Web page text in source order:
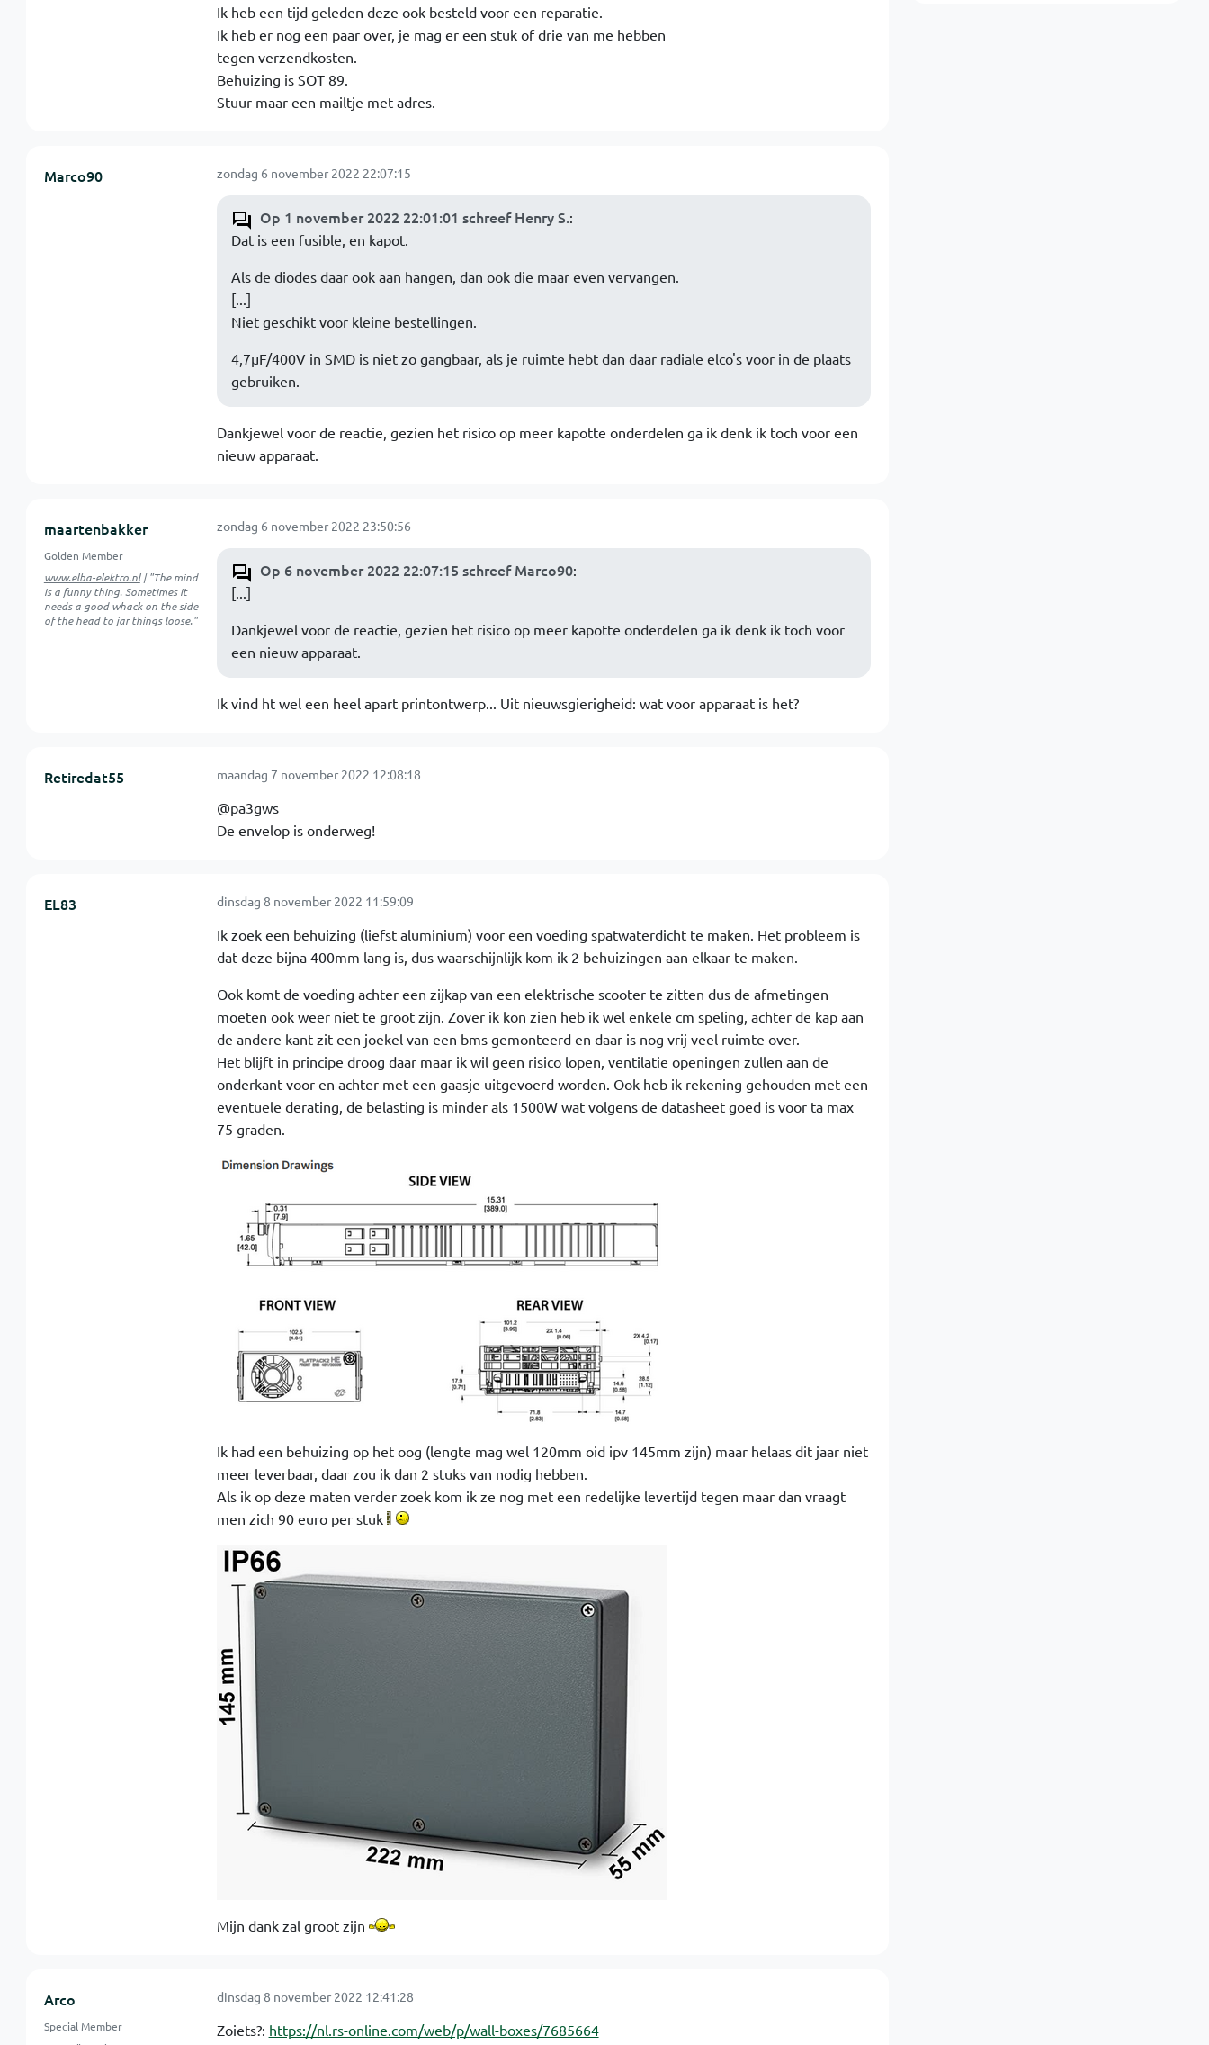
Ik heb een tijd geleden deze ook besteld voor een reparatie.
Ik heb er nog een paar over, je mag er een stuk of drie van me hebben
tegen verzendkosten.
Behuizing is SOT 89.
Stuur maar een mailtje met adres.
Marco90 zondag 6 november 2022 22:07:15
Op 1 november 2022 22:01:01 schreef Henry S.:
Dat is een fusible, en kapot.
Als de diodes daar ook aan hangen, dan ook die maar even vervangen.
[...]
Niet geschikt voor kleine bestellingen.
4,7µF/400V in SMD is niet zo gangbaar, als je ruimte hebt dan daar radiale elco's voor in de plaats
gebruiken.
Dankjewel voor de reactie, gezien het risico op meer kapotte onderdelen ga ik denk ik toch voor een
nieuw apparaat.
maartenbakker
Golden Member
www.elba-elektro.nl| "The mind
is a funny thing. Sometimes it
needs a good whack on the side
of the head to jar things loose."
zondag 6 november 2022 23:50:56
Op 6 november 2022 22:07:15 schreef Marco90:
[...]
Dankjewel voor de reactie, gezien het risico op meer kapotte onderdelen ga ik denk ik toch voor
een nieuw apparaat.
Ik vind ht wel een heel apart printontwerp... Uit nieuwsgierigheid: wat voor apparaat is het?
Retiredat55 maandag 7 november 2022 12:08:18
@pa3gws
De envelop is onderweg!
EL83 dinsdag 8 november 2022 11:59:09
Ik zoek een behuizing (liefst aluminium) voor een voeding spatwaterdicht te maken. Het probleem is
dat deze bijna 400mm lang is, dus waarschijnlijk kom ik 2 behuizingen aan elkaar te maken.
Ook komt de voeding achter een zijkap van een elektrische scooter te zitten dus de afmetingen
moeten ook weer niet te groot zijn. Zover ik kon zien heb ik wel enkele cm speling, achter de kap aan
de andere kant zit een joekel van een bms gemonteerd en daar is nog vrij veel ruimte over.
Het blijft in principe droog daar maar ik wil geen risico lopen, ventilatie openingen zullen aan de
onderkant voor en achter met een gaasje uitgevoerd worden. Ook heb ik rekening gehouden met een
eventuele derating, de belasting is minder als 1500W wat volgens de datasheet goed is voor ta max
75 graden.
Ik had een behuizing op het oog (lengte mag wel 120mm oid ipv 145mm zijn) maar helaas dit jaar niet
meer leverbaar, daar zou ik dan 2 stuks van nodig hebben.
Als ik op deze maten verder zoek kom ik ze nog met een redelijke levertijd tegen maar dan vraagt
men zich 90 euro per stuk
Mijn dank zal groot zijn
Arco
Special Member
dinsdag 8 november 2022 12:41:28
Zoiets?: https://nl.rs-online.com/web/p/wall-boxes/7685664